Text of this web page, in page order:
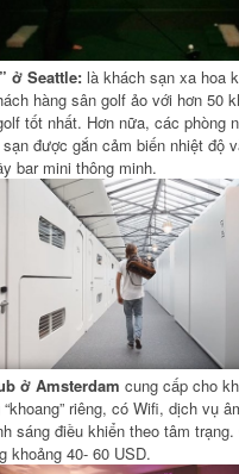
ở Seattle: là khách sạn xa hoa
hàng sân golf ảo với hơn 50
tốt nhất. Hơn nữa, các phòng
được gắn cảm biến nhiệt độ
bar mini thông minh.
ở Amsterdam cung cấp cho
“khoang” riêng, có Wifi, dịch vụ
sáng điều khiển theo tâm trạng.
khoảng 40- 60 USD.